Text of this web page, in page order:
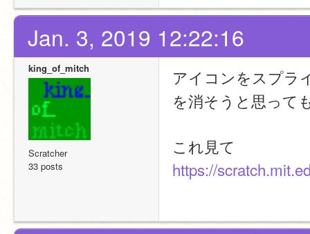
Jan. 3, 2019 12:22:16
king_of_mitch
Scratcher
33 posts
アイコンをスプラ
を消そうと思って
これ見て
https://